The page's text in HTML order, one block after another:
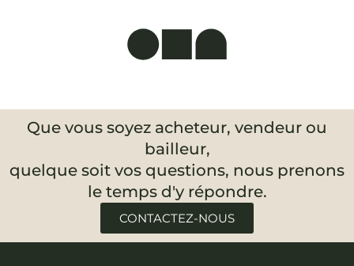
Que vous soyez acheteur, vendeur ou
bailleur,
quelque soit vos questions, nous prenons
le temps d'y répondre.
CONTACTEZ-NOUS